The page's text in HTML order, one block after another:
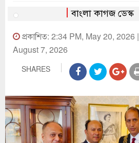
বাংলা কাগজ ডেস্ক
প্রকাশিত: 2:34 PM, May 20, 2026 |
August 7, 2026
SHARES